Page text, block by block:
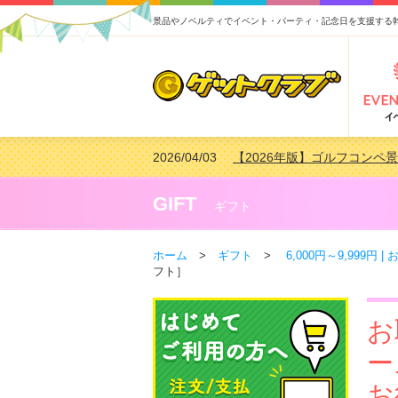
景品やノベルティでイベント・パーティ・記念日を支援する
2026/04/03【2026年版】ゴルフコンペ
2026/02/16【2026年版】結婚式の二次
2026/02/03
2026/07/15【2026年版】ビンゴゲーム
GIFT ギフト
ホーム > ギフト > 6,000円～9,999円 |
フト］